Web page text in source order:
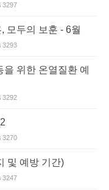
3297
모두의 보훈 - 6월
3293
위한 온열질환 예
3292
3270
및 예방 기간)
3247